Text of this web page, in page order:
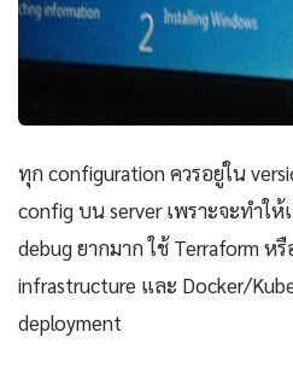
ทุก configuration ควรอยู่ใน
config บน server เพราะจะทำใ
debug ยากมาก ใช้ Terraform ห
infrastructure และ Docker/
deployment